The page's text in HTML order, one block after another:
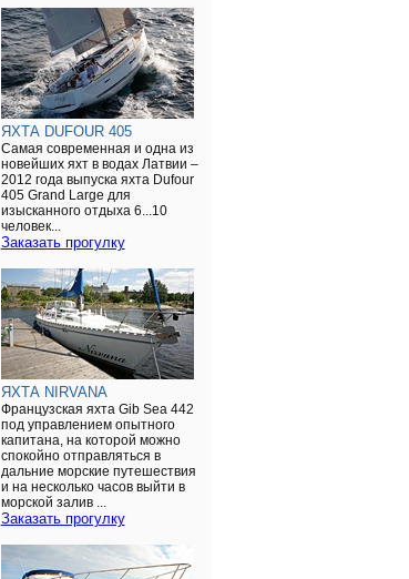
ЯХТА DUFOUR 405
Самая современная и одна из
новейших яхт в водах Латвии –
2012 года выпуска яхта Dufour
405 Grand Large для
изысканного отдыха 6...10
человек...
Заказать прогулку
ЯХТА NIRVANA
Французская яхта Gib Sea 442
под управлением опытного
капитана, на которой можно
спокойно отправляться в
дальние морские путешествия
и на несколько часов выйти в
морской залив ...
Заказать прогулку